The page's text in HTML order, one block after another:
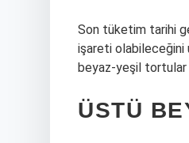
Son tüketim tarihi
işareti olabileceğini
beyaz-yeşil tortular
ÜSTÜ